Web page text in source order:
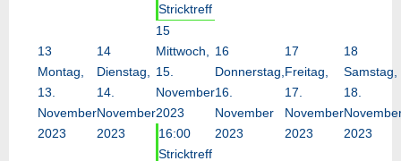
Stricktreff
13
Montag,
13.
November
2023
14
Dienstag,
14.
November
2023
15
Mittwoch,
15.
November
2023
16:00
Stricktreff
16
Donnerstag,
16.
November
2023
17
Freitag,
17.
November
2023
18
Samstag,
18.
2023